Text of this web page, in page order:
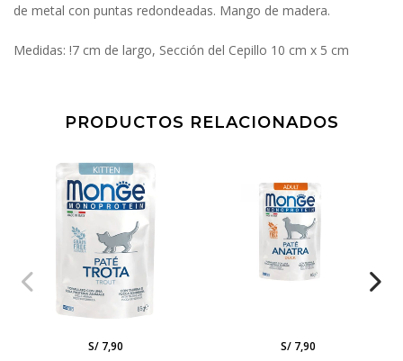
de metal con puntas redondeadas. Mango de madera.
Medidas: !7 cm de largo, Sección del Cepillo 10 cm x 5 cm
PRODUCTOS RELACIONADOS
S/ 7,90 S/ 7,90